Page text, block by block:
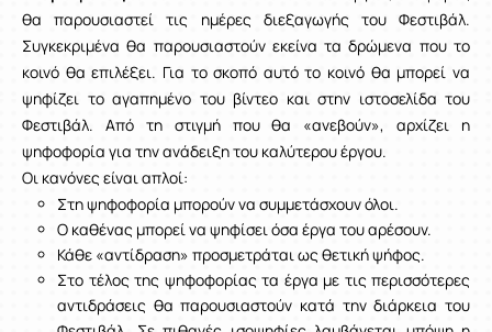
θα παρουσιαστεί τις ημέρες διεξαγωγής του Φεστιβάλ.
Συγκεκριμένα θα παρουσιαστούν εκείνα τα δρώμενα που το
κοινό θα επιλέξει. Για το σκοπό αυτό το κοινό θα μπορεί να
ψηφίζει το αγαπημένο του βίντεο και στην ιστοσελίδα του
Φεστιβάλ. Από τη στιγμή που θα «ανεβούν», αρχίζει η
ψηφοφορία για την ανάδειξη του καλύτερου έργου.
Οι κανόνες είναι απλοί:
Στη ψηφοφορία μπορούν να συμμετάσχουν όλοι.
Ο καθένας μπορεί να ψηφίσει όσα έργα του αρέσουν.
Κάθε «αντίδραση» προσμετράται ως θετική ψήφος.
Στο τέλος της ψηφοφορίας τα έργα με τις περισσότερες
αντιδράσεις θα παρουσιαστούν κατά την διάρκεια του